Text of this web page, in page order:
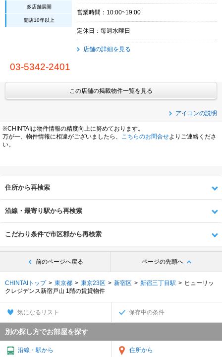
多店舗展開
開店10年以上
営業時間：10:00~19:00
定休日：毎週水曜日
店舗の詳細を見る
03-5342-2401
この店舗の掲載物件一覧を見る
アイコンの説明
※CHINTAIは物件情報の精度向上に努めております。
万が一、物件情報に相違がございましたら、
こちらのお問合せよりご連絡くださ
い。
住所から再検索
沿線・最寄り駅から再検索
こだわり条件で市区郡から再検索
前のページへ戻る ページの先頭へ
CHINTAIトップ 東京都 東京23区 新宿区 新宿三丁目駅
ヒューリッ
クレジデンス新宿戸山 1階の賃貸物件
気になるリスト 保存中の条件
別の探し方でお部屋を探す
沿線・駅から 住所から